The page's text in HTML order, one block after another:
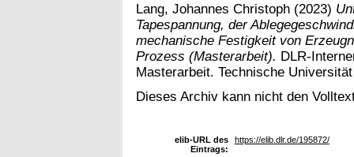
Lang, Johannes Christoph (2023)
Tapespannung, der
mechanische Festigkeit von
Prozess (Masterarbeit). DLR-
Masterarbeit. Technische
Dieses Archiv kann nicht den
elib-URL des
Eintrags:
https://elib.dlr.de/195872/